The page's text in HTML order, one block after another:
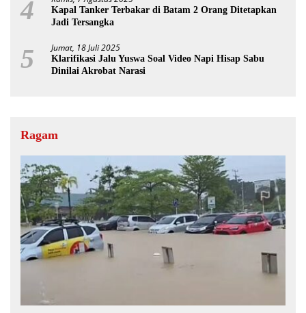
4
Kapal Tanker Terbakar di Batam 2 Orang Ditetapkan
Jadi Tersangka
5 Jumat, 18 Juli 2025
Klarifikasi Jalu Yuswa Soal Video Napi Hisap Sabu
Dinilai Akrobat Narasi
Ragam